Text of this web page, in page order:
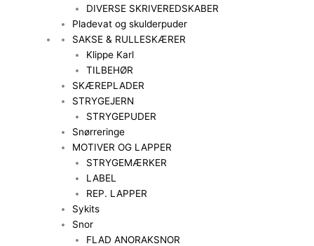
DIVERSE SKRIVEREDSKABER
Pladevat og skulderpuder
SAKSE & RULLESKÆRER
Klippe Karl
TILBEHØR
SKÆREPLADER
STRYGEJERN
STRYGEPUDER
Snørreringe
MOTIVER OG LAPPER
STRYGEMÆRKER
LABEL
REP. LAPPER
Sykits
Snor
FLAD ANORAKSNOR